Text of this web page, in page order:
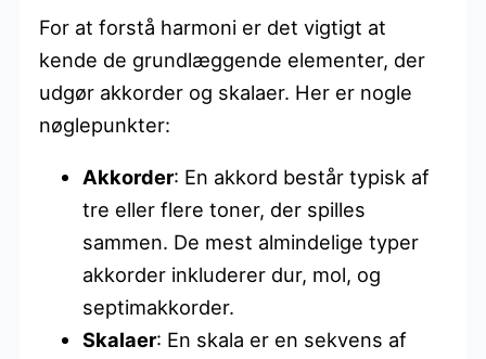
For at forstå harmoni er det vigtigt at
kende de grundlæggende elementer, der
udgør akkorder og skalaer. Her er nogle
nøglepunkter:
Akkorder: En akkord består typisk af
tre eller flere toner, der spilles
sammen. De mest almindelige typer
akkorder inkluderer dur, mol, og
septimakkorder.
Skalaer: En skala er en sekvens af